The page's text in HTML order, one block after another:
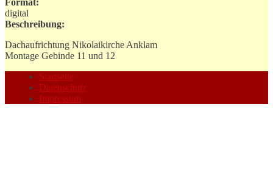
digital
Beschreibung:
Dachaufrichtung Nikolaikirche Anklam
Montage Gebinde 11 und 12
Startseite
Datenschutz
Impressum